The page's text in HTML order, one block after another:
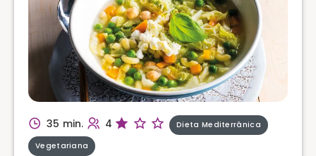
35 min. 4 Dieta Mediterrânica
Vegetariana